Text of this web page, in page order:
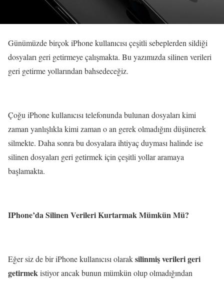
Günümüzde birçok iPhone kullanıcısı çeşitli sebeplerden sildiği
dosyaları geri getirmeye çalışmakta. Bu yazımızda silinen verileri
geri getirme yollarından bahsedeceğiz.
Çoğu iPhone kullanıcısı telefonunda bulunan dosyaları kimi
zaman yanlışlıkla kimi zaman o an gerek olmadığını düşünerek
silmekte. Daha sonra bu dosyalara ihtiyaç duyması halinde ise
silinen dosyaları geri getirmek için çeşitli yollar aramaya
başlamakta.
IPhone’da Silinen Verileri Kurtarmak Mümkün Mü?
Eğer siz de bir iPhone kullanıcısı olaraksilinmiş verileri geri
getirmekistiyor ancak bunun mümkün olup olmadığından